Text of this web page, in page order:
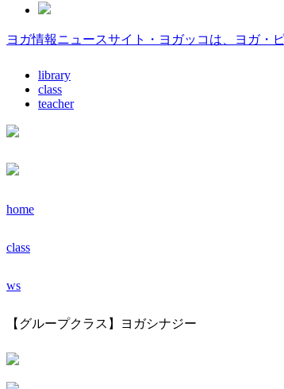
ヨガ情報ニュースサイト・ヨガッコは、ヨガ・
library
class
teacher
home
class
ws
【グループクラス】ヨガシナジー